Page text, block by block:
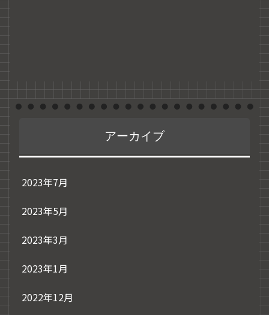
アーカイブ
2023年7月
2023年5月
2023年3月
2023年1月
2022年12月